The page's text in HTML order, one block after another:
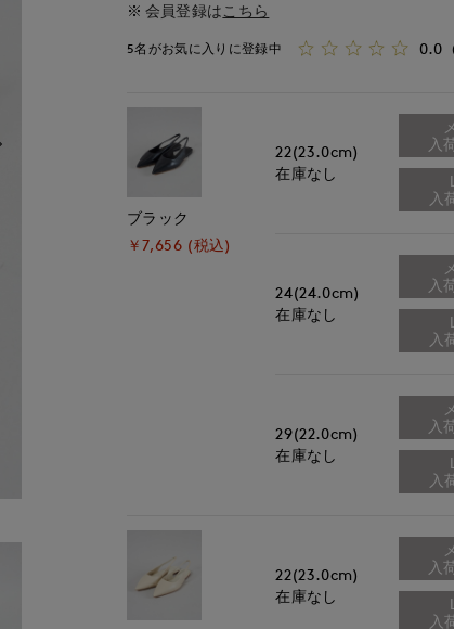
会員登録は こちら
5名がお気に入りに登録中 0.0
ブラック
￥7,656 (税込)
22(23.0cm)
在庫なし
入
24(24.0cm)
在庫なし
入
29(22.0cm)
在庫なし
入
22(23.0cm)
在庫なし
入